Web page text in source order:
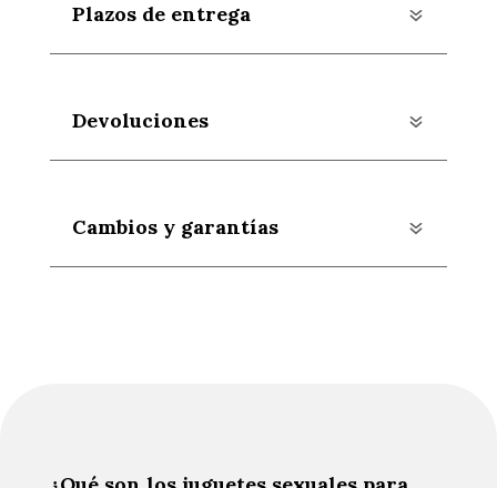
Plazos de entrega
Devoluciones
Cambios y garantías